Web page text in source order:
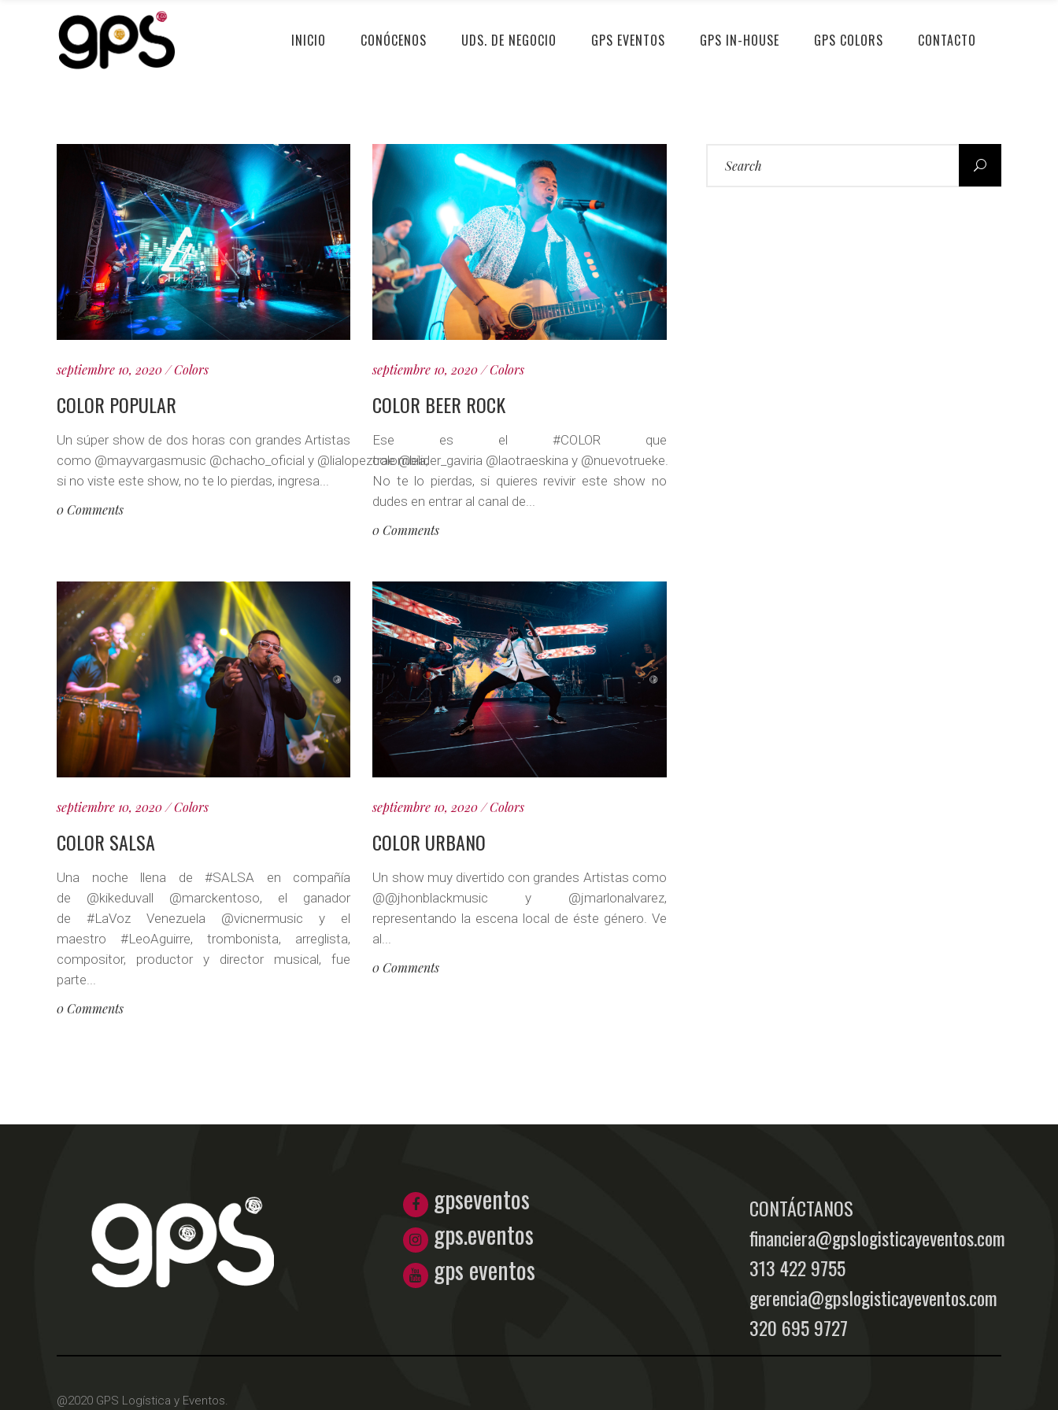
INICIO CONÓCENOS UDS. DE NEGOCIO GPS EVENTOS GPS IN-HOUSE GPS COLORS CONTACTO
septiembre 10, 2020 Colors
COLOR POPULAR
Un súper show de dos horas con grandes Artistas
como @mayvargasmusic @chacho_oficial y @lialopezcolombia,
si no viste este show, no te lo pierdas, ingresa...
0 Comments
septiembre 10, 2020 Colors
COLOR BEER ROCK
Ese es el #COLOR que
trae @elider_gaviria @laotraeskina y @nuevotrueke.
No te lo pierdas, si quieres revivir este show no
dudes en entrar al canal de...
0 Comments
septiembre 10, 2020 Colors
COLOR SALSA
Una noche llena de #SALSA en compañía
de @kikeduvall @marckentoso, el ganador
de #LaVoz Venezuela @vicnermusic y el
maestro #LeoAguirre, trombonista, arreglista,
compositor, productor y director musical, fue
parte...
0 Comments
septiembre 10, 2020 Colors
COLOR URBANO
Un show muy divertido con grandes Artistas como
@@jhonblackmusic y @jmarlonalvarez,
representando la escena local de éste género. Ve
al...
0 Comments
gpseventos
gps.eventos
gps eventos
CONTÁCTANOS
financiera@gpslogisticayeventos.com
313 422 9755
gerencia@gpslogisticayeventos.com
320 695 9727
@2020 GPS Logística y Eventos.